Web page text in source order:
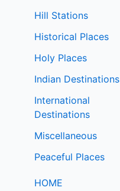
Hill Stations
Historical Places
Holy Places
Indian Destinations
International
Destinations
Miscellaneous
Peaceful Places
HOME